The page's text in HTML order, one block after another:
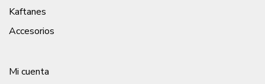
Kaftanes
Accesorios
Mi cuenta